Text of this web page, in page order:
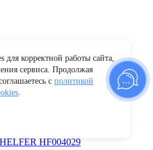
HF004029
корректной работы сайта,
сервиса. Продолжая
с политикой
.